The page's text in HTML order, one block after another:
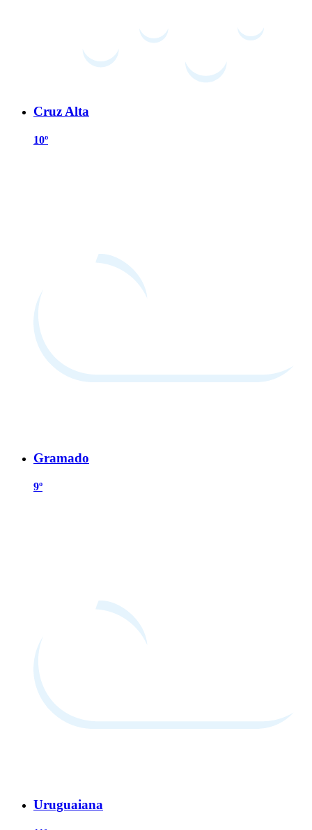
Cruz Alta
10º
Gramado
9º
Uruguaiana